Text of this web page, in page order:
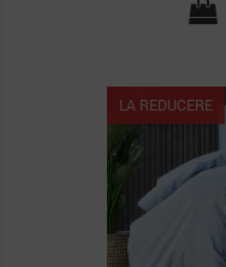
LA REDUCERE
Lipsa stoc